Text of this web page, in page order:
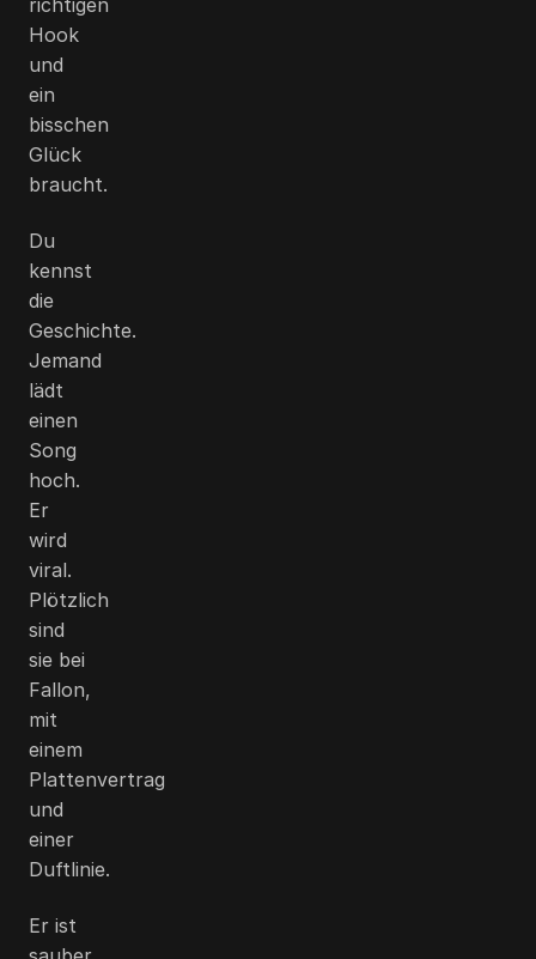
Hook
und
ein
bisschen
Glück
braucht.
Du
kennst
die
Geschichte.
Jemand
lädt
einen
Song
hoch.
Er
wird
viral.
Plötzlich
sind
sie bei
Fallon,
mit
einem
Plattenvertrag
und
einer
Duftlinie.
Er ist